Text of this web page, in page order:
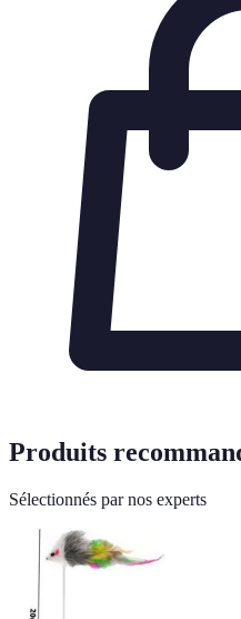
Produits
Sélectionnés par nos experts